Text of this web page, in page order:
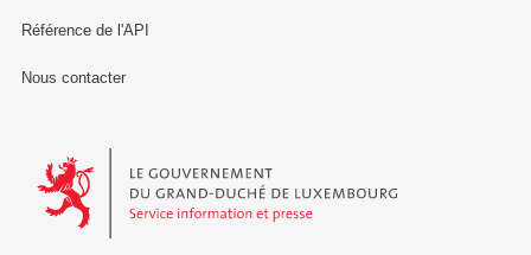
Référence de l'API
Nous contacter
Le Gouvernement du Grand-Duché de Luxembourg - Service